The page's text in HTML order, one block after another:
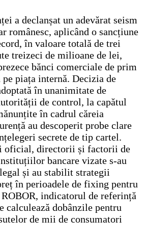
a declanșat un adevărat seism
românesc, aplicând o sancțiune
în valoare totală de trei
treizeci de milioane de lei,
bănci comerciale de prim
pe piața internă. Decizia de
în unanimitate de
de control, la capătul
în cadrul căreia
au descoperit probe clare
secrete de tip cartel.
oficial, directorii și factorii de
bancare vizate s-au
și au stabilit strategii
în perioadele de fixing pentru
indicatorul de referință
calculează dobânzile pentru
de mii de consumatori